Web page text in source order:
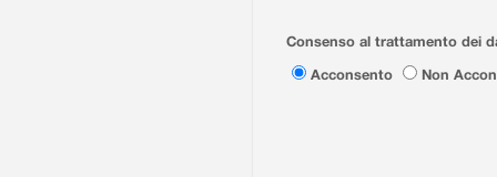
Consenso al trattamento dei
Acconsento
Non